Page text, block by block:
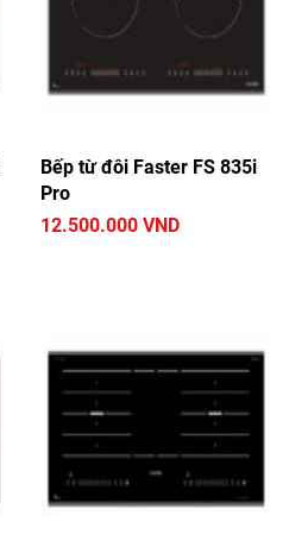
Bếp từ đôi Faster FS 835i
Pro
12.500.000 VND